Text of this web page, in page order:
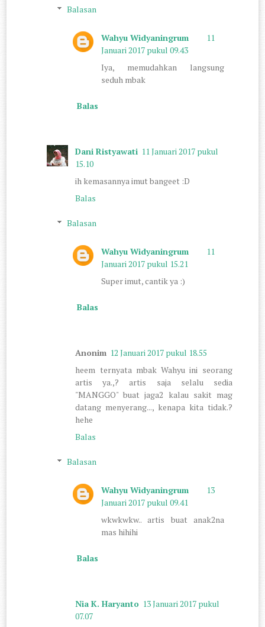
Balasan
Wahyu Widyaningrum
11
Januari 2017 pukul 09.43
Iya, memudahkan langsung
seduh mbak
Balas
Dani Ristyawati 11 Januari 2017 pukul
15.10
ih kemasannya imut bangeet :D
Balas
Balasan
Wahyu Widyaningrum
11
Januari 2017 pukul 15.21
Super imut, cantik ya :)
Balas
Anonim 12 Januari 2017 pukul 18.55
heem ternyata mbak Wahyu ini seorang
artis ya.,? artis saja selalu sedia
"MANGGO" buat jaga2 kalau sakit mag
datang menyerang..., kenapa kita tidak.?
hehe
Balas
Balasan
Wahyu Widyaningrum
13
Januari 2017 pukul 09.41
wkwkwkw.. artis buat anak2na
mas hihihi
Balas
Nia K. Haryanto 13 Januari 2017 pukul
07.07